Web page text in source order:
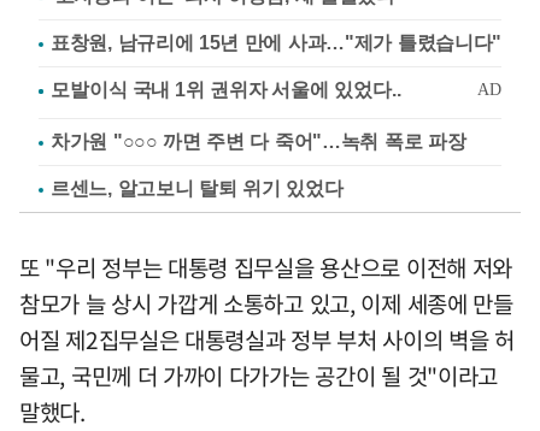
표창원, 남규리에 15년 만에 사과…"제가 틀렸습니다"
차가원 "○○○ 까면 주변 다 죽어"…녹취 폭로 파장
르센느, 알고보니 탈퇴 위기 있었다
또 "우리 정부는 대통령 집무실을 용산으로 이전해 저와
참모가 늘 상시 가깝게 소통하고 있고, 이제 세종에 만들
어질 제2집무실은 대통령실과 정부 부처 사이의 벽을 허
물고, 국민께 더 가까이 다가가는 공간이 될 것"이라고
말했다.